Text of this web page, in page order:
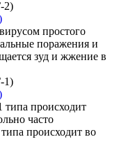
простого
поражения и
зуд и жжение в
типа происходит
часто
происходит во